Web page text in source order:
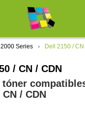
Series Dell 2150 / CN
/ CN / CDN
/ CDN